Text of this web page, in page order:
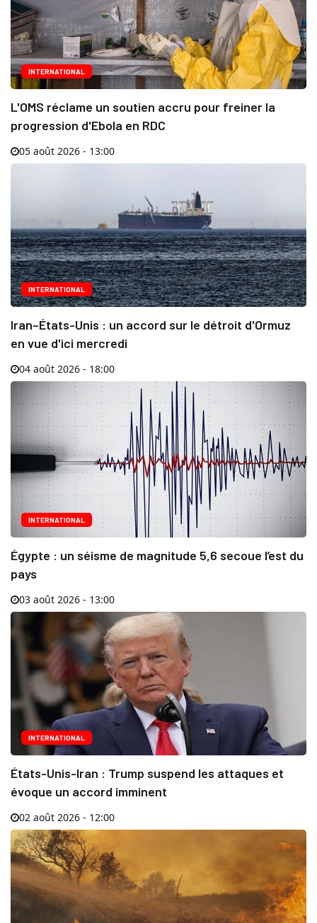
INTERNATIONAL
L'OMS réclame un soutien accru pour freiner la
progression d'Ebola en RDC
05 août 2026 - 13:00
INTERNATIONAL
Iran–États-Unis : un accord sur le détroit d'Ormuz
en vue d'ici mercredi
04 août 2026 - 18:00
INTERNATIONAL
Égypte : un séisme de magnitude 5,6 secoue l’est du
pays
03 août 2026 - 13:00
INTERNATIONAL
États-Unis-Iran : Trump suspend les attaques et
évoque un accord imminent
02 août 2026 - 12:00